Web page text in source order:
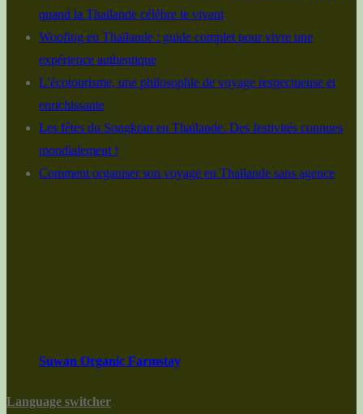
quand la Thaïlande célèbre le vivant
Woofing en Thaïlande : guide complet pour vivre une
expérience authentique
L’écotourisme, une philosophie de voyage respectueuse et
enrichissante
Les fêtes du Songkran en Thaïlande. Des festivités connues
mondialement !
Comment organiser son voyage en Thaïlande sans agence
Suwan Organic Farmstay
Language switcher